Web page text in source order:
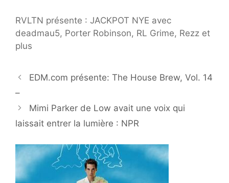
RVLTN présente : JACKPOT NYE avec
deadmau5, Porter Robinson, RL Grime, Rezz et
plus
EDM.com présente: The House Brew, Vol. 14
–
Mimi Parker de Low avait une voix qui
laissait entrer la lumière : NPR